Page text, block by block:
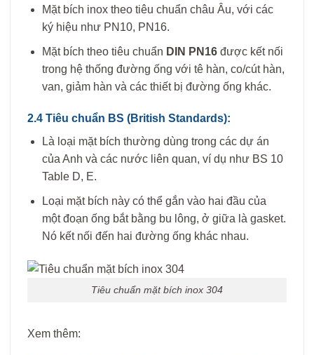
Mặt bích inox theo tiêu chuẩn châu Âu, với các
ký hiệu như PN10, PN16.
Mặt bích theo tiêu chuẩn DIN PN16được kết nối
trong hệ thống đường ống với tê hàn, co/cút hàn,
van, giảm hàn và các thiết bị đường ống khác.
2.4 Tiêu chuẩn BS (British Standards):
Là loại mặt bích thường dùng trong các dự án
của Anh và các nước liên quan, ví dụ như BS 10
Table D, E.
Loại mặt bích này có thể gắn vào hai đầu của
một đoạn ống bắt bằng bu lông, ở giữa là gasket.
Nó kết nối đến hai đường ống khác nhau.
Tiêu chuẩn mặt bích inox 304
Xem thêm: